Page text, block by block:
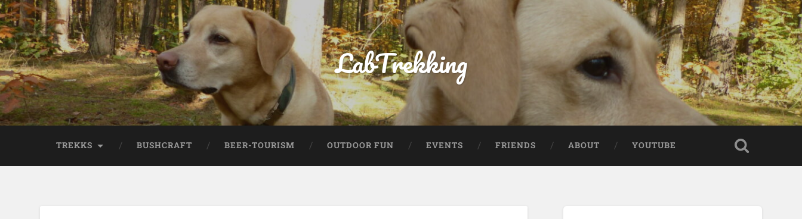
LabTrekking
TREKKS BUSHCRAFT BEER-TOURISM OUTDOOR FUN EVENTS FRIENDS ABOUT YOUTUBE